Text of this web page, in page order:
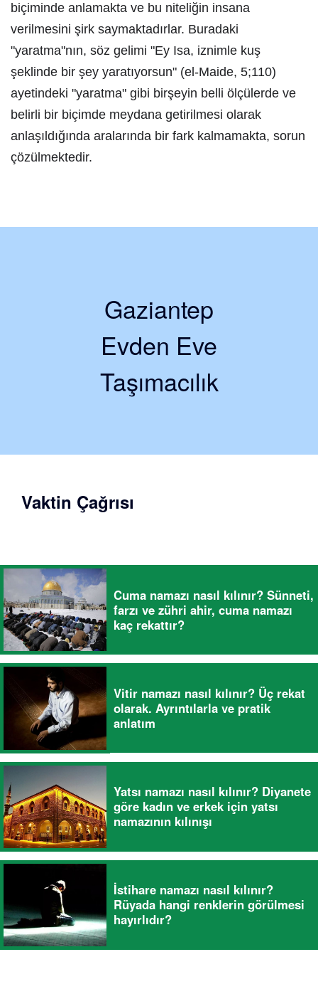
biçiminde anlamakta ve bu niteliğin insana
verilmesini şirk saymaktadırlar. Buradaki
"yaratma"nın, söz gelimi "Ey Isa, iznimle kuş
şeklinde bir şey yaratıyorsun" (el-Maide, 5;110)
ayetindeki "yaratma" gibi birşeyin belli ölçülerde ve
belirli bir biçimde meydana getirilmesi olarak
anlaşıldığında aralarında bir fark kalmamakta, sorun
çözülmektedir.
Gaziantep
Evden Eve
Taşımacılık
Vaktin Çağrısı
Cuma namazı nasıl kılınır? Sünneti,
farzı ve zühri ahir, cuma namazı
kaç rekattır?
Vitir namazı nasıl kılınır? Üç rekat
olarak. Ayrıntılarla ve pratik
anlatım
Yatsı namazı nasıl kılınır? Diyanete
göre kadın ve erkek için yatsı
namazının kılınışı
İstihare namazı nasıl kılınır?
Rüyada hangi renklerin görülmesi
hayırlıdır?